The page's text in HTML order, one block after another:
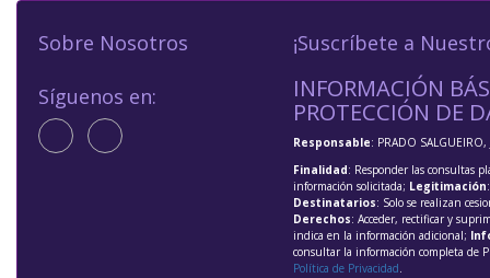
Sobre Nosotros
Síguenos en:
¡Suscríbete a
INFORMACIÓN
PROTECCIÓN DE
Responsable: PRADO SALGUEIRO,
Finalidad: Responder las consultas
información solicitada; Legitimación
Destinatarios: Solo se realizan
Derechos: Acceder, rectificar y
indica en la información adicional;
consultar la información completa de
Política de Privacidad.